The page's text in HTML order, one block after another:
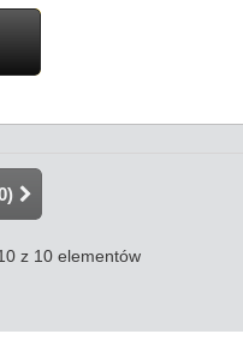
)
z 10 elementów